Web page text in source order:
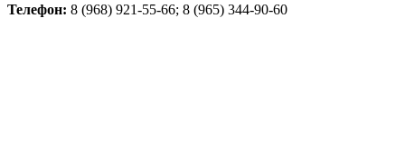
Телефон: 8 (968) 921-55-66; 8 (965) 344-90-60